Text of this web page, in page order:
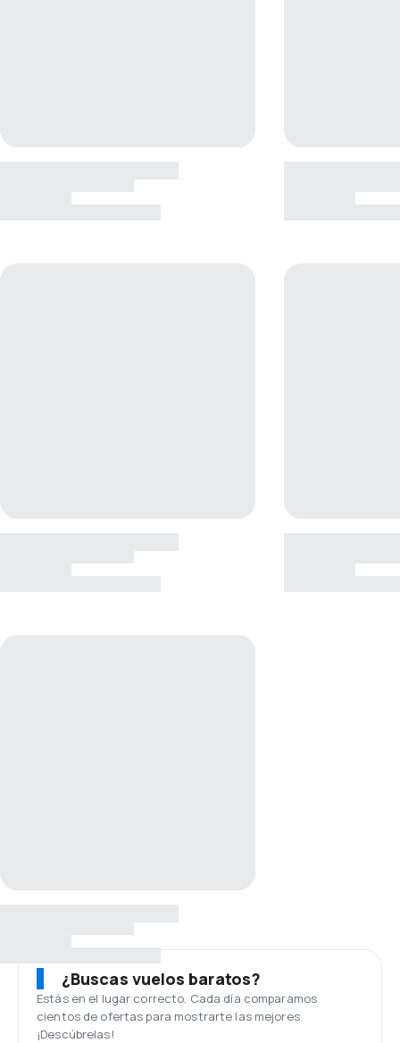
¿Buscas vuelos baratos?
Estás en el lugar correcto. Cada día comparamos
cientos de ofertas para mostrarte las mejores.
¡Descúbrelas!